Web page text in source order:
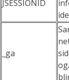
JSESSIONID
_ga